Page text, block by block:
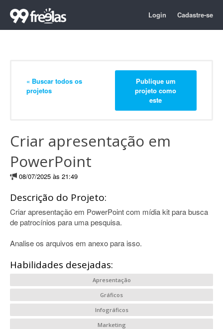
Login Cadastre-se
« Buscar todos os
projetos
Publique um
projeto como
este
Criar apresentação em
PowerPoint
08/07/2025 às 21:49
Descrição do Projeto:
Criar apresentação em PowerPoint com mídia kit para busca
de patrocínios para uma pesquisa.
Analise os arquivos em anexo para isso.
Habilidades desejadas:
Apresentação
Gráficos
Infográficos
Marketing